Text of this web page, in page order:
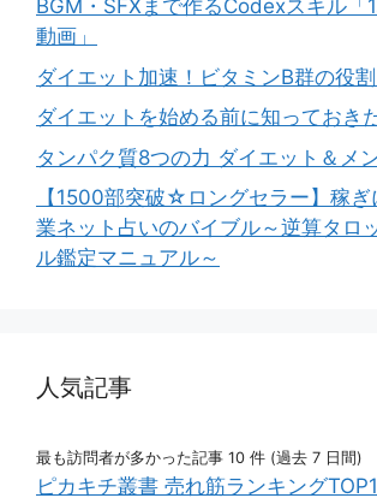
BGM・SFXまで作るCodexスキル「
動画」
ダイエット加速！ビタミンB群の役
ダイエットを始める前に知っておき
タンパク質8つの力 ダイエット＆メ
【1500部突破☆ロングセラー】稼ぎ
業ネット占いのバイブル～逆算タロ
ル鑑定マニュアル～
人気記事
最も訪問者が多かった記事 10 件 (過去 7 日間)
ピカキチ叢書 売れ筋ランキング